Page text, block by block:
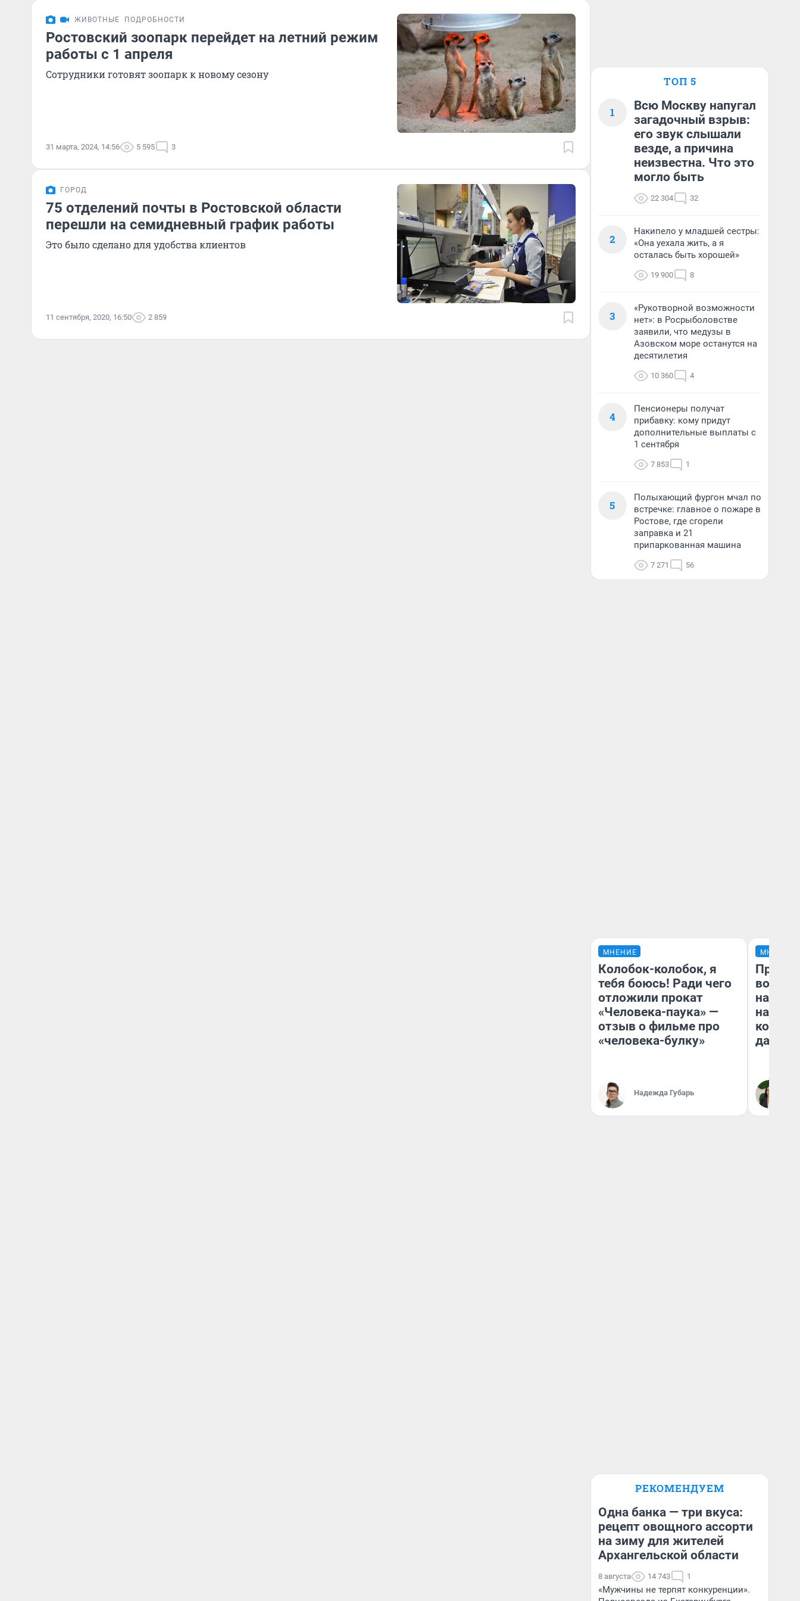
ЖИВОТНЫЕ ПОДРОБНОСТИ
Ростовский зоопарк перейдет на летний режим
работы с 1 апреля
Сотрудники готовят зоопарк к новому сезону
31 марта, 2024, 14:56 5 595 3
ГОРОД
75 отделений почты в Ростовской области
перешли на семидневный график работы
Это было сделано для удобства клиентов
11 сентября, 2020, 16:50 2 859
ТОП 5
1
Всю Москву напугал
загадочный взрыв:
его звук слышали
везде, а причина
неизвестна. Что это
могло быть
22 304 32
2
Накипело у младшей сестры:
«Она уехала жить, а я
осталась быть хорошей»
19 900 8
3
«Рукотворной возможности
нет»: в Росрыболовстве
заявили, что медузы в
Азовском море останутся на
десятилетия
10 360 4
4
Пенсионеры получат
прибавку: кому придут
дополнительные выплаты с
1 сентября
7 853 1
5
Полыхающий фургон мчал по
встречке: главное о пожаре в
Ростове, где сгорели
заправка и 21
припаркованная машина
7 271 56
МНЕНИЕ
Колобок-колобок, я
тебя боюсь! Ради чего
отложили прокат
«Человека-паука» —
отзыв о фильме про
«человека-булку»
Надежда Губарь
МНЕНИЕ
нам
даже
РЕКОМЕНДУЕМ
Одна банка — три вкуса:
рецепт овощного ассорти
на зиму для жителей
Архангельской области
8 августа 14 743 1
«Мужчины не терпят конкуренции».